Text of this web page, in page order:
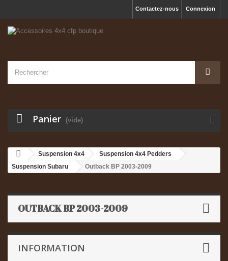
Connexion
Contactez-nous
Panier (vide)
Suspension 4x4
Suspension 4x4 Pedders
Suspension Subaru
Outback BP 2003-2009
OUTBACK BP 2003-2009
INFORMATION